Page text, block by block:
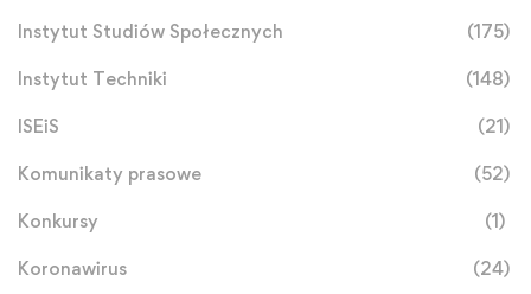
Instytut Studiów Społecznych (175)
Instytut Techniki (148)
ISEiS (21)
Komunikaty prasowe (52)
Konkursy (1)
Koronawirus (24)